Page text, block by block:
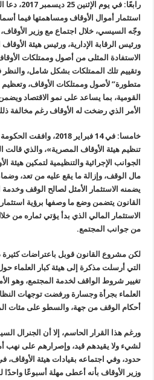
رابعًا: في
استثمار أموال الأوقاف ومساهمتها فيما
وجّه السيسي، خلال اجتماع مع وزير
ورئيس الرقابة الإدارية، ورئيس هيئة
الاستفادة المثلى من أصول وممتلكات
وتقييم تلك الممتلكات بشكل شامل،
متطورة” لأصول وممتلكات الأوقاف،
القومية، بما يساعد على نمو الاقتصاد
الأمر الذي رضخت له الأوقاف رغم مخالفة
خامسا: في 14 فبراير
تنظيم هيئة الأوقاف المصرية»، والذي قالت
الجوانب الإجرائية والتنظيمية لتمكين
مال الوقف، وإزالة ما يقع عليه من تعد،
يضمنه الاستثمار الأمثل لصالح الوقف
القانون يتضمن وضع ما وصفها برؤية
الاستثمار المالي الذي بدأ يؤتي ثماره من
من جوانب المجتمع.
لكن مشروع القانون قوبل باعتراضات كثيرة
التي أرسلت مذكرة إلى هيئة كبار العلماء
تغيير شروط الواقف لخدمة المجتمع، وهو
العلماء بجرأة وجسارة ورفضت توجهات
أحكام الوقف من جهة، والسطو على مئات
ورغم هذا القرار الحاسم، إلا أن الجنرال
لشيء ولا يقيدهم قيد، وإصرارهم على نهب
حدود، وفي اجتماعه بقيادات هيئة
وزير الأوقاف بأنه أعطى مهلة أسبوعًا واحدًا